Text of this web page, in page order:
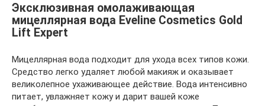
Эксклюзивная омолаживающая
мицеллярная вода Eveline Cosmetics Gold
Lift Expert
Мицеллярная вода подходит для ухода всех типов кожи.
Средство легко удаляет любой макияж и оказывает
великолепное ухаживающее действие. Вода интенсивно
питает, увлажняет кожу и дарит вашей коже